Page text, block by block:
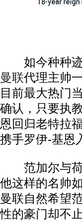
如今种种迹
曼联代理主帅
目前最大热门
确认，只要执
恩回归老特拉
携手罗伊-基恩
范加尔与荷
他这样的名帅
曼联自然希望
性的豪门却不